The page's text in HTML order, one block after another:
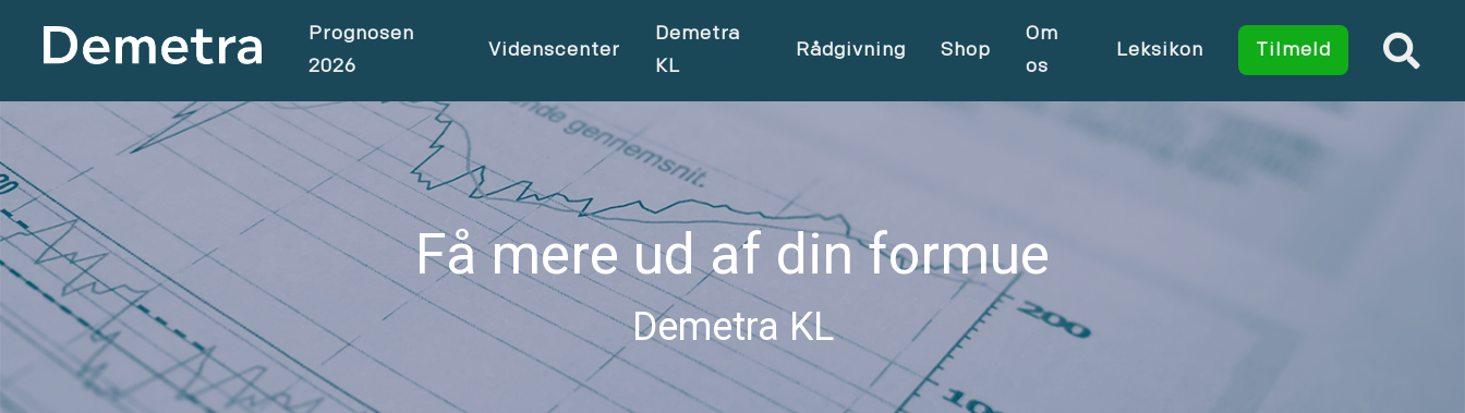
Prognosen
2026
Videnscenter
Demetra
KL
Rådgivning Shop
Om
os
Leksikon Tilmeld
Få mere ud af din formue
Demetra KL